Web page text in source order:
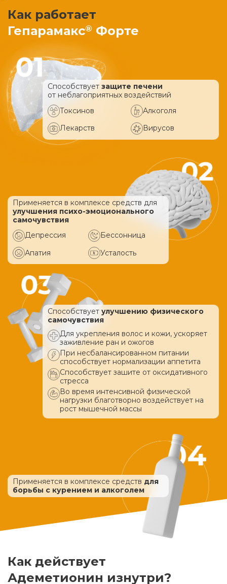
Как работает
Гепарамакс® Форте
Способствует защите печени
от неблагоприятных воздействий
Токсинов
Алкоголя
Лекарств
Вирусов
Применяется в комплексе средств для
улучшения психо-эмоционального
самочувствия
Депрессия
Бессонница
Апатия
Усталость
Способствует улучшению физического
самочувствия
Для укрепления волос и кожи, ускоряет
заживление ран и ожогов
При несбалансированном питании
способствует нормализации аппетита
Способствует зашите от оксидативного
стресса
Во время интенсивной физической
нагрузки благотворно воздействует на
рост мышечной массы
Применяется в комплексе средств для
борьбы с курением и алкоголем
Как действует
Адеметионин изнутри?